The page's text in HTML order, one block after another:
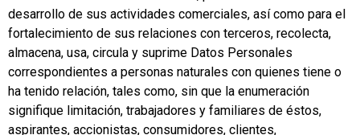
desarrollo de sus actividades comerciales, así como para el
fortalecimiento de sus relaciones con terceros, recolecta,
almacena, usa, circula y suprime Datos Personales
correspondientes a personas naturales con quienes tiene o
ha tenido relación, tales como, sin que la enumeración
signifique limitación, trabajadores y familiares de éstos,
aspirantes, accionistas, consumidores, clientes,